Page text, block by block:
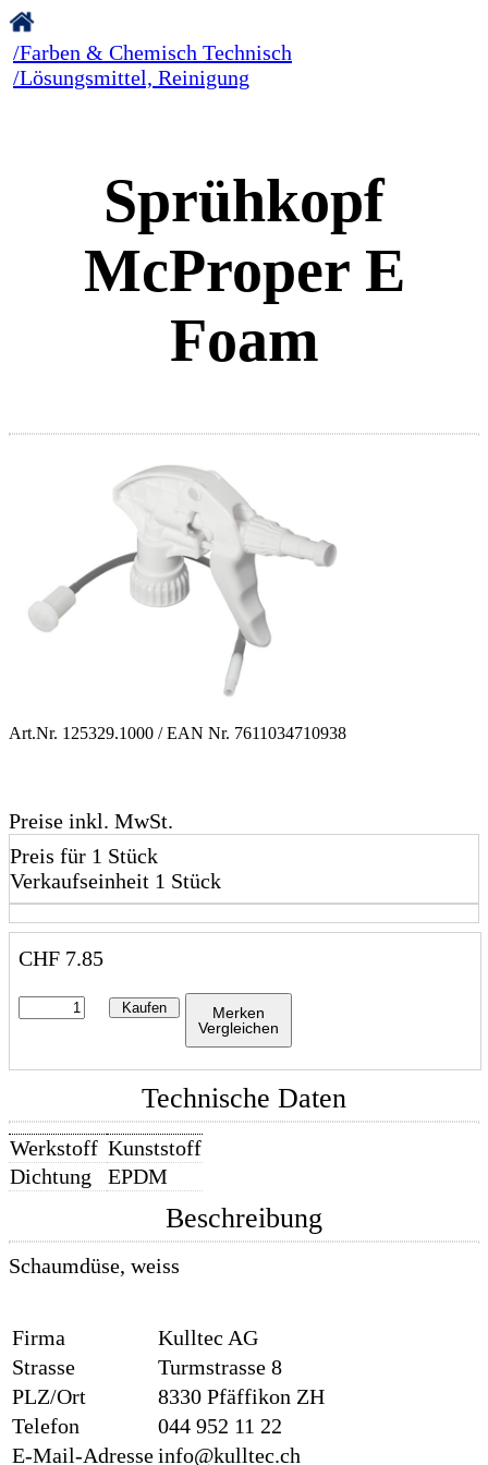
/Farben & Chemisch Technisch
/Lösungsmittel, Reinigung
Sprühkopf
McProper E
Foam
Art.Nr. 125329.1000 / EAN Nr. 7611034710938
Preise inkl. MwSt.
Preis für 1 Stück
Verkaufseinheit 1 Stück
CHF 7.85
Kaufen
Merken
Vergleichen
Technische Daten
Werkstoff Kunststoff
Dichtung
EPDM
Beschreibung
Schaumdüse, weiss
Firma
Kulltec AG
Strasse
Turmstrasse 8
PLZ/Ort
8330 Pfäffikon ZH
Telefon
044 952 11 22
E-Mail-Adresseinfo@kulltec.ch